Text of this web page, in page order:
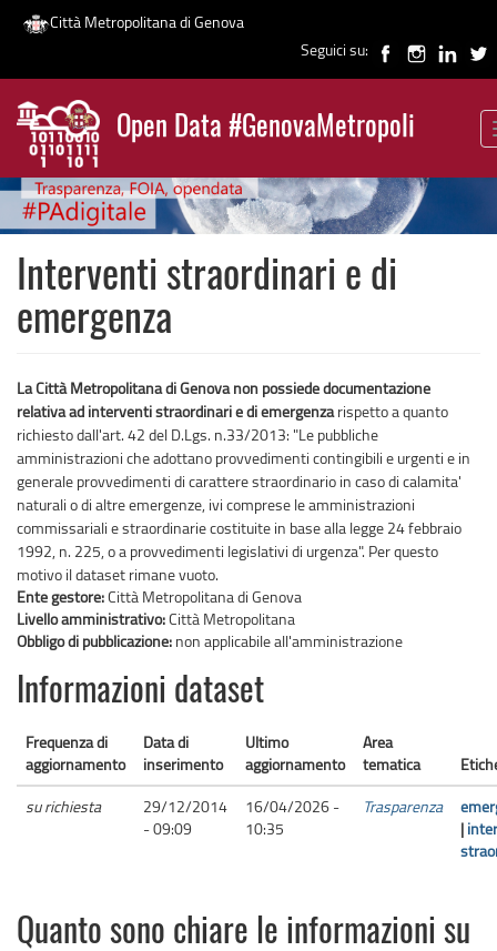
Salta
contenuto
principale
Città Metropolitana di Genova
Seguici su:
Open Data #GenovaMetropoli
News
Interventi straordinari e di
emergenza
La Città Metropolitana di Genova non possiede documentazione
relativa ad interventi straordinari e di emergenzarispetto a quanto
richiesto dall'art. 42 del D.Lgs. n.33/2013: "Le pubbliche
amministrazioni che adottano provvedimenti contingibili e urgenti e in
generale provvedimenti di carattere straordinario in caso di calamita'
naturali o di altre emergenze, ivi comprese le amministrazioni
commissariali e straordinarie costituite in base alla legge 24 febbraio
1992, n. 225, o a provvedimenti legislativi di urgenza". Per questo
motivo il dataset rimane vuoto.
Ente gestore:Città Metropolitana di Genova
Livello amministrativo:Città Metropolitana
Obbligo di pubblicazione: non applicabile all'amministrazione
Informazioni dataset
Frequenza di
aggiornamento
Data di
inserimento
Ultimo
aggiornamento
Area
tematica
su richiesta
29/12/2014
- 09:09
16/04/2026 -
10:35
Trasparenza
|
Quanto sono chiare le informazioni su